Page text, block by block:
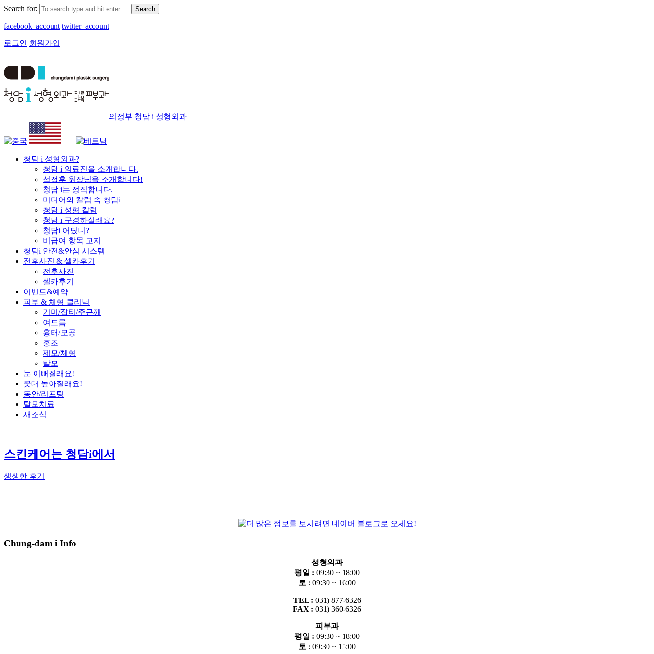
Search for:
facebook_account twitter_account
로그인 회원가입
의정부 청담 i 성형외과
청담 i 성형외과?
청담 i 의료진을 소개합니다.
석정훈 원장님을 소개합니다!
청담 i는 정직합니다.
미디어와 칼럼 속 청담i
청담 i 성형 칼럼
청담 i 구경하실래요?
청담i 어딨니?
비급여 항목 고지
청담i 안전&안심 시스템
전후사진 & 셀카후기
전후사진
셀카후기
이벤트&예약
피부 & 체형 클리닉
기미/잡티/주근깨
여드름
흉터/모공
홍조
제모/체형
탈모
눈 이뻐질래요!
콧대 높아질래요!
동안/리프팅
탈모치료
새소식
스킨케어는 청담i에서
생생한 후기
Chung-dam i Info
성형외과
평일 : 09:30 ~ 18:00
토 : 09:30 ~ 16:00
TEL : 031) 877-6326
FAX : 031) 360-6326
피부과
평일 : 09:30 ~ 18:00
토 : 09:30 ~ 15:00